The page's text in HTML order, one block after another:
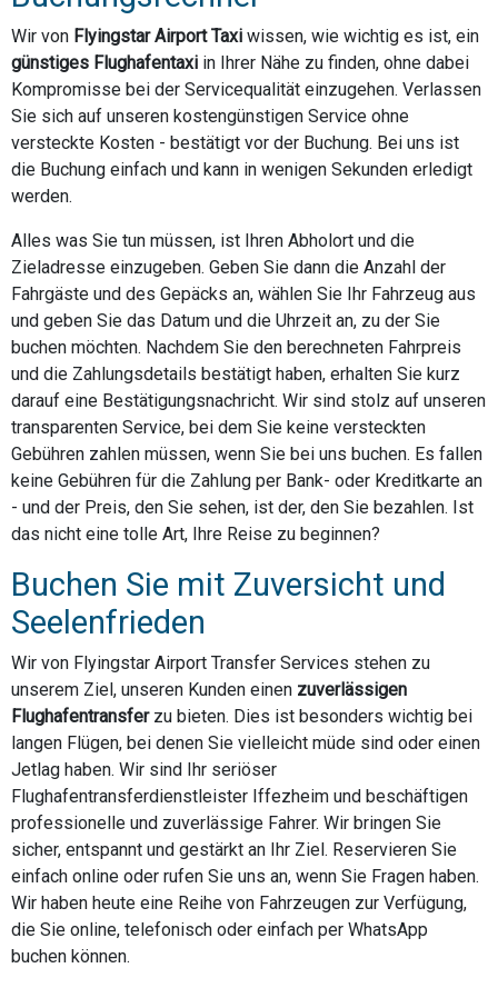
Wir von Flyingstar Airport Taxi wissen, wie wichtig es ist, ein
günstiges Flughafentaxi in Ihrer Nähe zu finden, ohne dabei
Kompromisse bei der Servicequalität einzugehen. Verlassen
Sie sich auf unseren kostengünstigen Service ohne
versteckte Kosten - bestätigt vor der Buchung. Bei uns ist
die Buchung einfach und kann in wenigen Sekunden erledigt
werden.
Alles was Sie tun müssen, ist Ihren Abholort und die
Zieladresse einzugeben. Geben Sie dann die Anzahl der
Fahrgäste und des Gepäcks an, wählen Sie Ihr Fahrzeug aus
und geben Sie das Datum und die Uhrzeit an, zu der Sie
buchen möchten. Nachdem Sie den berechneten Fahrpreis
und die Zahlungsdetails bestätigt haben, erhalten Sie kurz
darauf eine Bestätigungsnachricht. Wir sind stolz auf unseren
transparenten Service, bei dem Sie keine versteckten
Gebühren zahlen müssen, wenn Sie bei uns buchen. Es fallen
keine Gebühren für die Zahlung per Bank- oder Kreditkarte an
- und der Preis, den Sie sehen, ist der, den Sie bezahlen. Ist
das nicht eine tolle Art, Ihre Reise zu beginnen?
Buchen Sie mit Zuversicht und
Seelenfrieden
Wir von Flyingstar Airport Transfer Services stehen zu
unserem Ziel, unseren Kunden einen zuverlässigen
Flughafentransferzu bieten. Dies ist besonders wichtig bei
langen Flügen, bei denen Sie vielleicht müde sind oder einen
Jetlag haben. Wir sind Ihr seriöser
Flughafentransferdienstleister Iffezheim und beschäftigen
professionelle und zuverlässige Fahrer. Wir bringen Sie
sicher, entspannt und gestärkt an Ihr Ziel. Reservieren Sie
einfach online oder rufen Sie uns an, wenn Sie Fragen haben.
Wir haben heute eine Reihe von Fahrzeugen zur Verfügung,
die Sie online, telefonisch oder einfach per WhatsApp
buchen können.